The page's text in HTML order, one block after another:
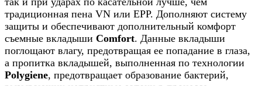
традиционная пена VN или EPP. Дополняют систему
защиты и обеспечивают дополнительный комфорт
съемные вкладыши Comfort. Данные вкладыши
поглощают влагу, предотвращая ее попадание в глаза,
а пропитка вкладышей, выполненная по технологии
Polygiene, предотвращает образование бактерий,